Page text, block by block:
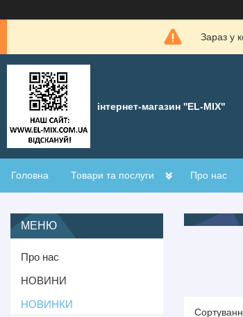
Зараз у
інтернет-магазин ''EL-MIX"
Головна Товари та послуги Про нас
Про нас
НОВИНИ
НОВИНКИ